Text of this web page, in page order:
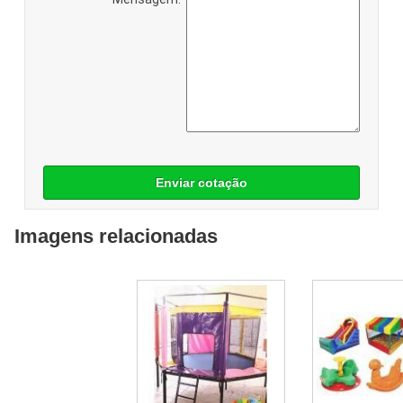
Enviar cotação
Imagens relacionadas